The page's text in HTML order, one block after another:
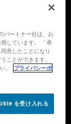
持ポリシー
件に基づいたデ
保存・削除設定
ートナー社は、お
しています。 「承
意したことになり
ことができます。
。
プライバシーポ
を受け入れる